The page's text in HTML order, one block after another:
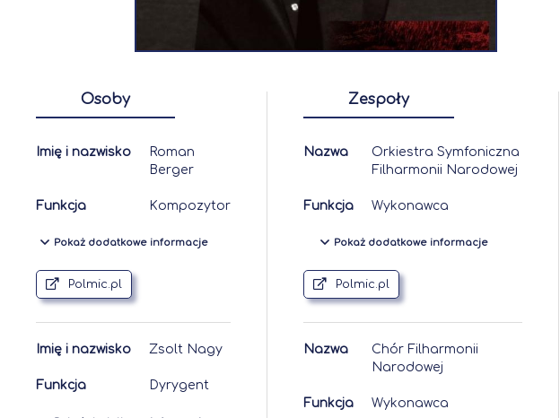
Osoby
Imię i nazwisko
Roman
Berger
Funkcja Kompozytor
Pokaż dodatkowe informacje
Polmic.pl
Imię i nazwisko Zsolt Nagy
Funkcja Dyrygent
Zespoły
Nazwa
Orkiestra Symfoniczna
Filharmonii Narodowej
Funkcja Wykonawca
Pokaż dodatkowe informacje
Polmic.pl
Nazwa
Chór Filharmonii
Narodowej
Funkcja Wykonawca